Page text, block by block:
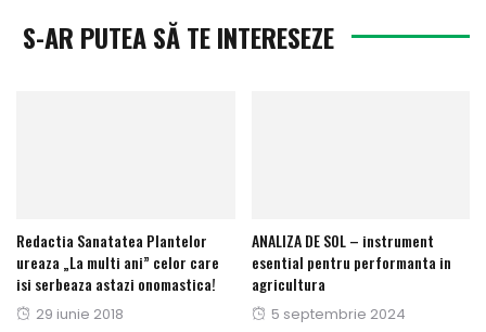
S-AR PUTEA SĂ TE INTERESEZE
Redactia Sanatatea Plantelor
ureaza „La multi ani” celor care
isi serbeaza astazi onomastica!
Publicat
29 iunie 2018
ANALIZA DE SOL – instrument
esential pentru performanta in
agricultura
Publicat
5 septembrie 2024